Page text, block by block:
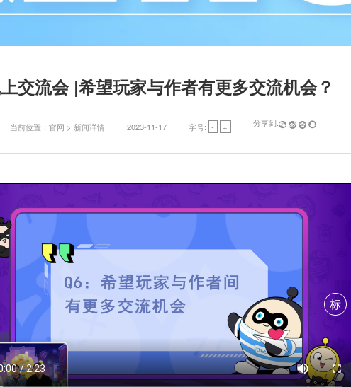
交流会 |希望玩家与作者有更多交流机会？
当前位置： 官网 > 新闻详情 2023-11-17 字号: - + 分享到:   
标